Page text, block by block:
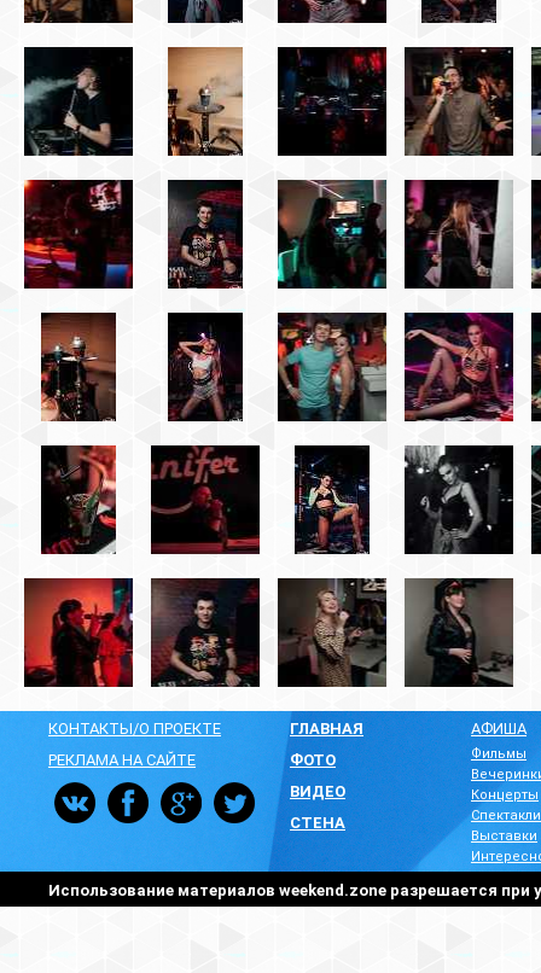
КОНТАКТЫ/О ПРОЕКТЕ
РЕКЛАМА НА САЙТЕ
ГЛАВНАЯ
ФОТО
ВИДЕО
СТЕНА
АФИША
Фильмы
Концерты
Спектакли
Выставки
Использование материалов weekend.zone разрешается